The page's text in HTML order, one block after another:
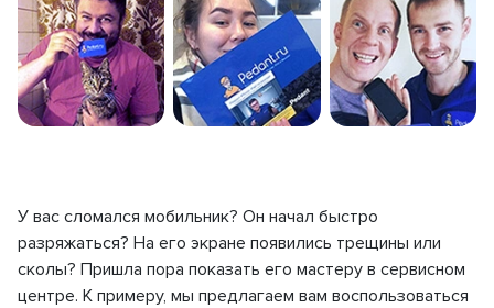
У вас сломался мобильник? Он начал быстро
разряжаться? На его экране появились трещины или
сколы? Пришла пора показать его мастеру в сервисном
центре. К примеру, мы предлагаем вам воспользоваться